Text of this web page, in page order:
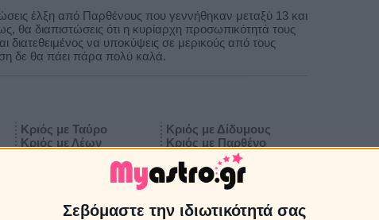
Σεβόμαστε την ιδιωτικότητά σας
έλξη από Παρθένους που γεννήθηκαν μεταξύ 13 και
θα διαπιστώσεις ότι η κυρίαρχη προσωπικότητά τους
διατεθειμένος να υποκύψεις σε μερικούς από τους
δε θα πάει πάρα πολύ καλά.
Κριός με Ταύρο
Κριός με Λέων
Κριός με Υδροχόο
Κριός με Δίδυμους
Κριός με Παρθένο
Κριός με Τοξότη
Κριός με Ιχθείς